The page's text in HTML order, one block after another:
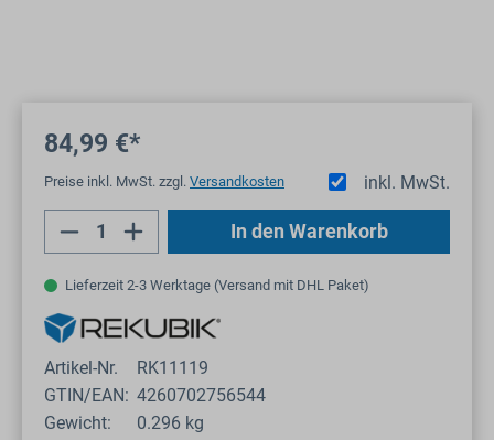
84,99 €*
inkl. MwSt.
Preise inkl. MwSt. zzgl. Versandkosten
Produkt Anzahl: Gib den gewünschten
In den Warenkorb
Lieferzeit 2-3 Werktage (Versand mit DHL Paket)
Artikel-Nr.
RK11119
GTIN/EAN: 4260702756544
Gewicht:
0.296 kg